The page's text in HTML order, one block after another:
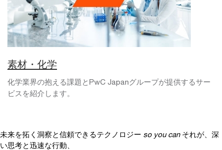
素材・化学
化学業界の抱える課題とPwC Japanグループが提供するサー
ビスを紹介します。
未来を拓く洞察と信頼できるテクノロジー so you can それが、深
い思考と迅速な行動、